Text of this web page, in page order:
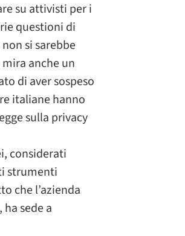
su attivisti per i
questioni di
si sarebbe
anche un
di aver sospeso
italiane hanno
sulla privacy
considerati
strumenti
che l’azienda
sede a